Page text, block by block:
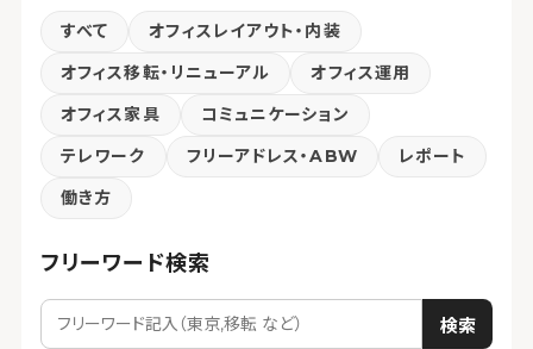
すべて
オフィスレイアウト・内装
オフィス移転・リニューアル
オフィス運用
オフィス家具
コミュニケーション
テレワーク
フリーアドレス・ABW
レポート
働き方
フリーワード検索
検索